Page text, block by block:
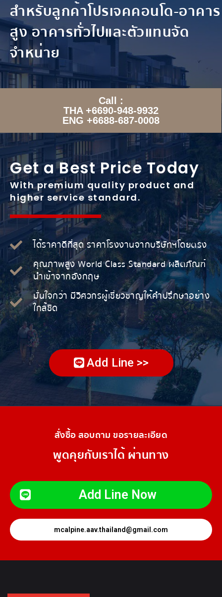
สำหรับลูกค้าโปรเจคคอนโด-อาคาร
สูง อาคารทั่วไปและตัวแทนจัด
จำหน่าย
Call :
THA +6690-948-9932
ENG +6688-687-0008
Get a Best Price Today
With premium quality product and
higher service standard.
ได้ราคาดีที่สุด ราคาโรงงานจากบริษัทฯโดยตรง
คุณภาพสูง World Class Standard ผลิตภัณฑ์
นำเข้าจากอังกฤษ
มั่นใจกว่า มีวิศวกรผู้เชี่ยวชาญให้คำปรึกษาอย่าง
ใกล้ชิด
Add Line >>
สั่งซื้อ สอบถาม ขอรายละเอียด
พูดคุยกับเราได้ ผ่านทาง
Add Line Now
mcalpine.aav.thailand@gmail.com